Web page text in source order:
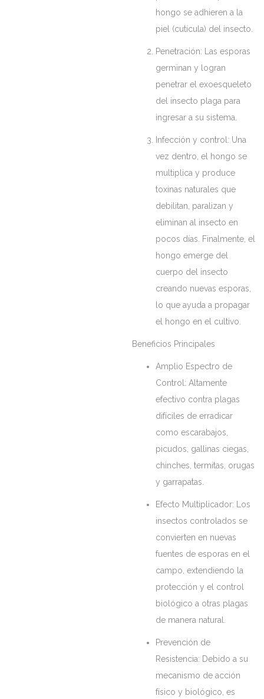
hongo se adhieren a la
piel (cutícula) del insecto.
Penetración: Las esporas
germinan y logran
penetrar el exoesqueleto
del insecto plaga para
ingresar a su sistema.
Infección y control: Una
vez dentro, el hongo se
multiplica y produce
toxinas naturales que
debilitan, paralizan y
eliminan al insecto en
pocos días. Finalmente, el
hongo emerge del
cuerpo del insecto
creando nuevas esporas,
lo que ayuda a propagar
el hongo en el cultivo.
Beneficios Principales
Amplio Espectro de
Control: Altamente
efectivo contra plagas
difíciles de erradicar
como escarabajos,
picudos, gallinas ciegas,
chinches, termitas, orugas
y garrapatas.
Efecto Multiplicador: Los
insectos controlados se
convierten en nuevas
fuentes de esporas en el
campo, extendiendo la
protección y el control
biológico a otras plagas
de manera natural.
Prevención de
Resistencia: Debido a su
mecanismo de acción
físico y biológico, es